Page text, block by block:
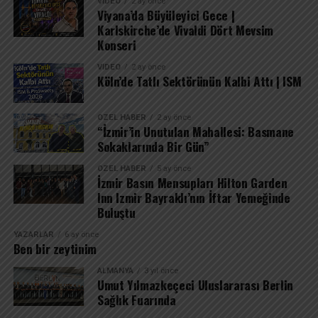
Viyana’da Büyüleyici Gece |
Karlskirche’de Vivaldi Dört Mevsim
Konseri
VIDEO 2 ay önce
Köln’de Tatlı Sektörünün Kalbi Attı | ISM
ÖZEL HABER 2 ay önce
“İzmir’in Unutulan Mahallesi: Basmane
Sokaklarında Bir Gün”
ÖZEL HABER 5 ay önce
İzmir Basın Mensupları Hilton Garden
Inn Izmir Bayraklı’nın İftar Yemeğinde
Buluştu
YAZARLAR 6 ay önce
Ben bir zeytinim
ALMANYA 3 yıl önce
Umut Yılmazkeçeci Uluslararası Berlin
Sağlık Fuarında